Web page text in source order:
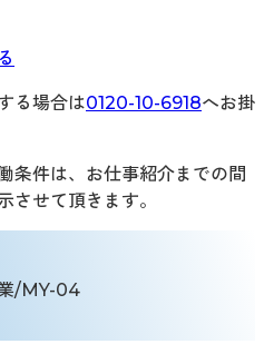
る場合は0120-10-6918へお掛
条件は、お仕事紹介までの間
させて頂きます。
/MY-04